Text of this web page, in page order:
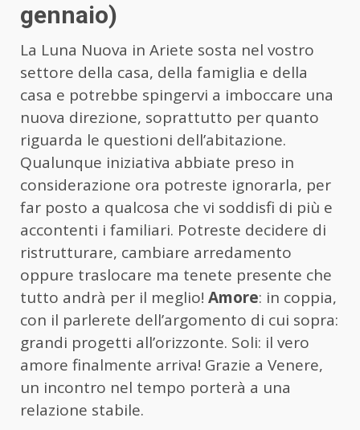
gennaio)
La Luna Nuova in Ariete sosta nel vostro
settore della casa, della famiglia e della
casa e potrebbe spingervi a imboccare una
nuova direzione, soprattutto per quanto
riguarda le questioni dell’abitazione.
Qualunque iniziativa abbiate preso in
considerazione ora potreste ignorarla, per
far posto a qualcosa che vi soddisfi di più e
accontenti i familiari. Potreste decidere di
ristrutturare, cambiare arredamento
oppure traslocare ma tenete presente che
tutto andrà per il meglio! Amore: in coppia,
con il parlerete dell’argomento di cui sopra:
grandi progetti all’orizzonte. Soli: il vero
amore finalmente arriva! Grazie a Venere,
un incontro nel tempo porterà a una
relazione stabile.